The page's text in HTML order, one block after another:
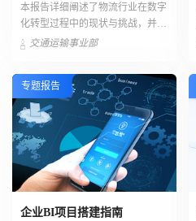
本报告详细阐述了物流行业在数字
化转型过程中的现状与挑战，并提
出了一个创新的解决方案——物流
交通运输事业部
专题报告
企业BI项目搭建指南